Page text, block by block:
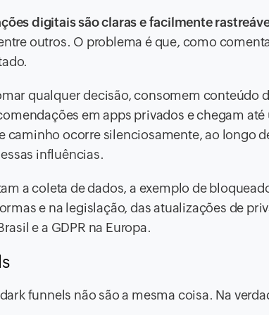
digitais são claras e facilmente
outros. O problema é que, como
qualquer decisão, consomem conteúdo
em apps privados e chegam até
caminho ocorre silenciosamente, ao longo
influências.
a coleta de dados, a exemplo de
e na legislação, das atualizações de
e a GDPR na Europa.
funnels não são a mesma coisa. Na